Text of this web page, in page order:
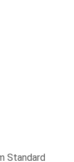
Standard